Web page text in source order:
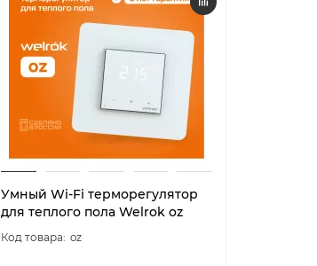
Умный Wi-Fi терморегулятор
для теплого пола Welrok oz
oz